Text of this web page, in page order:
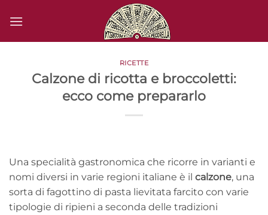
RICETTE
Calzone di ricotta e broccoletti:
ecco come prepararlo
Una specialità gastronomica che ricorre in varianti e
nomi diversi in varie regioni italiane è il calzone, una
sorta di fagottino di pasta lievitata farcito con varie
tipologie di ripieni a seconda delle tradizioni